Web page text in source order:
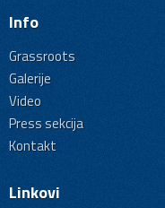
Info
Grassroots
Galerije
Video
Press sekcija
Kontakt
Linkovi